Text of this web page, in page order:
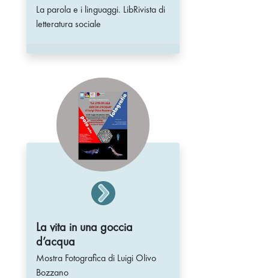
La parola e i linguaggi. LibRivista di
letteratura sociale
La vita in una goccia
d’acqua
Mostra Fotografica di Luigi Olivo
Bozzano